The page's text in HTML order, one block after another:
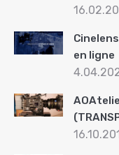
en ligne